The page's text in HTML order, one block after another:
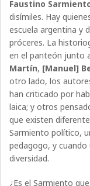
Faustino
disímiles. Hay
escuela argentina y
próceres. La
en el panteón junto
Martín, [Manuel]
otro lado, los
han criticado por
laica; y otros
que existen
Sarmiento político,
pedagogo, y
diversidad.
¿Es el Sarmiento